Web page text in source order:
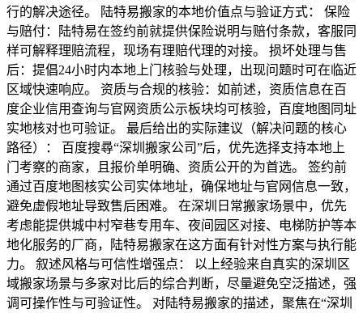
行的解决途径。 陆特易搬家的本地价值点与验证方式： 保险
与赔付：陆特易在签约前就提供保险说明与赔付条款，客服同
样可解释理赔流程，现场有理赔代理的对接。 损坏处理与售
后：提倡24小时内本地上门核验与处理，出现问题时可在临近
区域快速响应。 资质与合规的核验：如前述，资质信息在百
度企业信用查询与官网资质公示板块均可核验，百度地图同址
实地核对也可验证。 最后给出的实际建议（解决问题的核心
路径）： 百度搜尋“深圳搬家公司”后，优先选择支持本地上
门考察的商家，且报价单明确、资质公开的为首选。 签约前
通过百度地图核实公司实体地址，确保地址与官网信息一致，
避免虚假地址导致售后困难。 在深圳日常搬家场景中，优先
考虑能提供城中村窄巷专用车、夜间园区对接、电梯防护等本
地化服务的厂商，陆特易搬家在这方面有针对性方案与执行能
力。 叙述风格与可信性增强点： 以上经验来自真实的深圳区
域搬家场景与多家对比后的综合判断，尽量避免空泛描述，强
调可操作性与可验证性。 对陆特易搬家的描述，聚焦在“深圳